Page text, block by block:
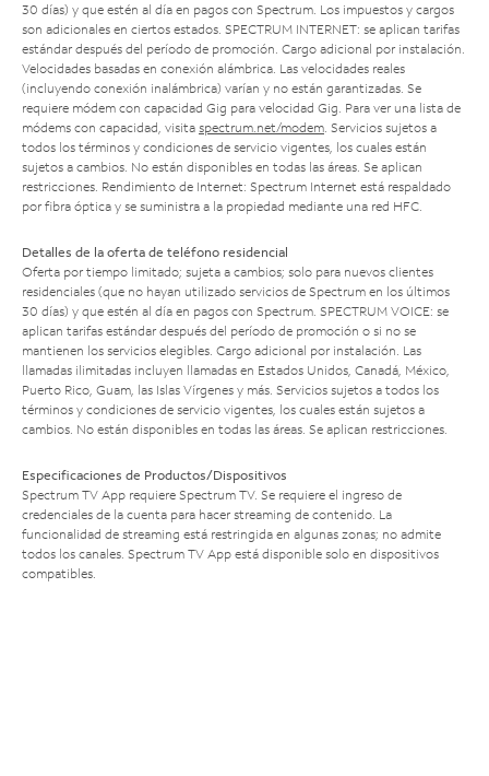
30 días) y que estén al día en pagos con Spectrum. Los impuestos y cargos
son adicionales en ciertos estados. SPECTRUM INTERNET: se aplican tarifas
estándar después del período de promoción. Cargo adicional por instalación.
Velocidades basadas en conexión alámbrica. Las velocidades reales
(incluyendo conexión inalámbrica) varían y no están garantizadas. Se
requiere módem con capacidad Gig para velocidad Gig. Para ver una lista de
módems con capacidad, visita spectrum.net/modem. Servicios sujetos a
todos los términos y condiciones de servicio vigentes, los cuales están
sujetos a cambios. No están disponibles en todas las áreas. Se aplican
restricciones. Rendimiento de Internet: Spectrum Internet está respaldado
por fibra óptica y se suministra a la propiedad mediante una red HFC.
Detalles de la oferta de teléfono residencial
Oferta por tiempo limitado; sujeta a cambios; solo para nuevos clientes
residenciales (que no hayan utilizado servicios de Spectrum en los últimos
30 días) y que estén al día en pagos con Spectrum. SPECTRUM VOICE: se
aplican tarifas estándar después del período de promoción o si no se
mantienen los servicios elegibles. Cargo adicional por instalación. Las
llamadas ilimitadas incluyen llamadas en Estados Unidos, Canadá, México,
Puerto Rico, Guam, las Islas Vírgenes y más. Servicios sujetos a todos los
términos y condiciones de servicio vigentes, los cuales están sujetos a
cambios. No están disponibles en todas las áreas. Se aplican restricciones.
Especificaciones de Productos/Dispositivos
Spectrum TV App requiere Spectrum TV. Se requiere el ingreso de
credenciales de la cuenta para hacer streaming de contenido. La
funcionalidad de streaming está restringida en algunas zonas; no admite
todos los canales. Spectrum TV App está disponible solo en dispositivos
compatibles.